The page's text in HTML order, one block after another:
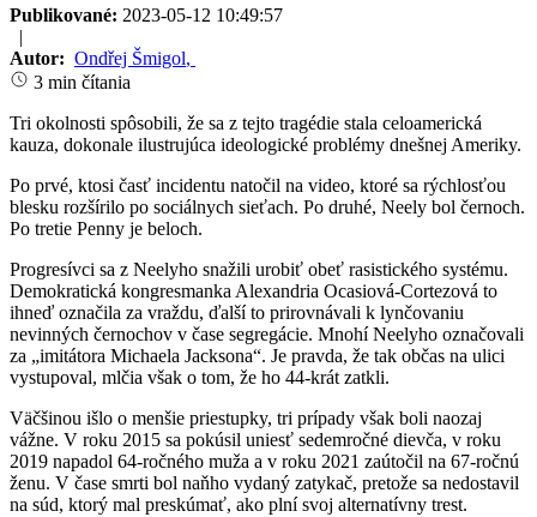
Publikované: 2023-05-12 10:49:57
|
Autor: Ondřej Šmigol,
3 min čítania
Tri okolnosti spôsobili, že sa z tejto tragédie stala celoamerická
kauza, dokonale ilustrujúca ideologické problémy dnešnej Ameriky.
Po prvé, ktosi časť incidentu natočil na video, ktoré sa rýchlosťou
blesku rozšírilo po sociálnych sieťach. Po druhé, Neely bol černoch.
Po tretie Penny je beloch.
Progresívci sa z Neelyho snažili urobiť obeť rasistického systému.
Demokratická kongresmanka Alexandria Ocasiová-Cortezová to
ihneď označila za vraždu, ďalší to prirovnávali k lynčovaniu
nevinných černochov v čase segregácie. Mnohí Neelyho označovali
za „imitátora Michaela Jacksona“. Je pravda, že tak občas na ulici
vystupoval, mlčia však o tom, že ho 44-krát zatkli.
Väčšinou išlo o menšie priestupky, tri prípady však boli naozaj
vážne. V roku 2015 sa pokúsil uniesť sedemročné dievča, v roku
2019 napadol 64-ročného muža a v roku 2021 zaútočil na 67-ročnú
ženu. V čase smrti bol naňho vydaný zatykač, pretože sa nedostavil
na súd, ktorý mal preskúmať, ako plní svoj alternatívny trest.